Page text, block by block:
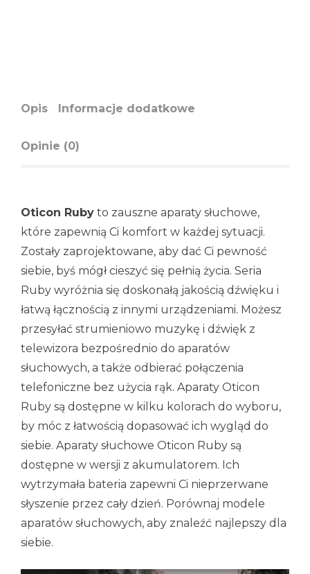
Opis Informacje dodatkowe
Opinie (0)
Oticon Ruby to zauszne aparaty słuchowe,
które zapewnią Ci komfort w każdej sytuacji.
Zostały zaprojektowane, aby dać Ci pewność
siebie, byś mógł cieszyć się pełnią życia. Seria
Ruby wyróżnia się doskonałą jakością dźwięku i
łatwą łącznością z innymi urządzeniami. Możesz
przesyłać strumieniowo muzykę i dźwięk z
telewizora bezpośrednio do aparatów
słuchowych, a także odbierać połączenia
telefoniczne bez użycia rąk. Aparaty Oticon
Ruby są dostępne w kilku kolorach do wyboru,
by móc z łatwością dopasować ich wygląd do
siebie. Aparaty słuchowe Oticon Ruby są
dostępne w wersji z akumulatorem. Ich
wytrzymała bateria zapewni Ci nieprzerwane
słyszenie przez cały dzień. Porównaj modele
aparatów słuchowych, aby znaleźć najlepszy dla
siebie.